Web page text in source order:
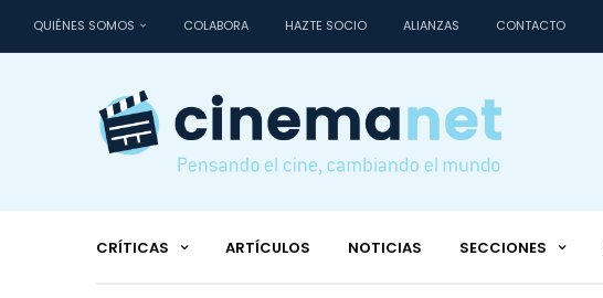
QUIÉNES SOMOS COLABORA HAZTE SOCIO ALIANZAS CONTACTO
CRÍTICAS ARTÍCULOS NOTICIAS SECCIONES